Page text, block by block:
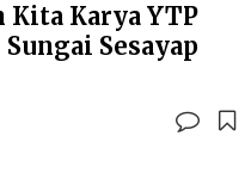
Kita Karya YTP
Sesayap